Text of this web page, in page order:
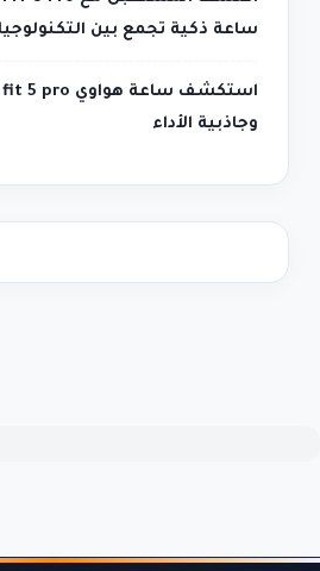
ساعة ذكية تجمع بين التكنولوجيا
وجاذبية الأداء